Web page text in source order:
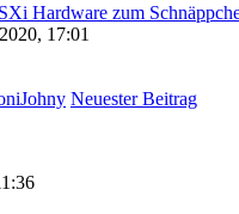
Hardware zum
17:01
Neuester Beitrag